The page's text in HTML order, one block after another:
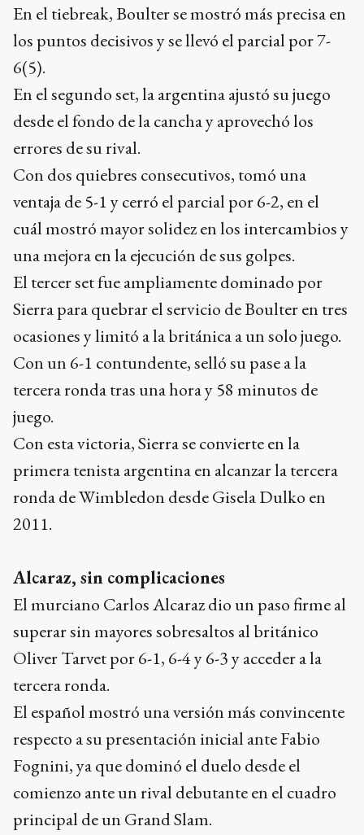
En el tiebreak, Boulter se mostró más precisa en
los puntos decisivos y se llevó el parcial por 7-
6(5).
En el segundo set, la argentina ajustó su juego
desde el fondo de la cancha y aprovechó los
errores de su rival.
Con dos quiebres consecutivos, tomó una
ventaja de 5-1 y cerró el parcial por 6-2, en el
cuál mostró mayor solidez en los intercambios y
una mejora en la ejecución de sus golpes.
El tercer set fue ampliamente dominado por
Sierra para quebrar el servicio de Boulter en tres
ocasiones y limitó a la británica a un solo juego.
Con un 6-1 contundente, selló su pase a la
tercera ronda tras una hora y 58 minutos de
juego.
Con esta victoria, Sierra se convierte en la
primera tenista argentina en alcanzar la tercera
ronda de Wimbledon desde Gisela Dulko en
2011.
Alcaraz, sin complicaciones
El murciano Carlos Alcaraz dio un paso firme al
superar sin mayores sobresaltos al británico
Oliver Tarvet por 6-1, 6-4 y 6-3 y acceder a la
tercera ronda.
El español mostró una versión más convincente
respecto a su presentación inicial ante Fabio
Fognini, ya que dominó el duelo desde el
comienzo ante un rival debutante en el cuadro
principal de un Grand Slam.